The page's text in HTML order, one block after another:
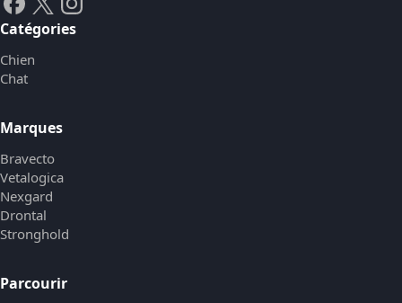
Catégories
Chien
Chat
Marques
Bravecto
Vetalogica
Nexgard
Drontal
Stronghold
Parcourir